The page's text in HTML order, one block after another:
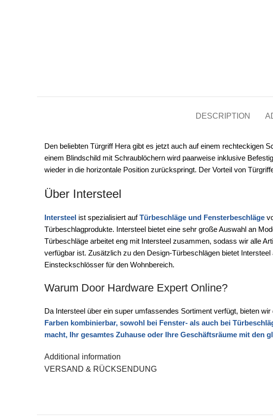
DESCRIPTION
Den beliebten Türgriff Hera gibt es jetzt auch auf einem rechteckigen
einem Blindschild mit Schraublöchern wird paarweise inklusive
wieder in die horizontale Position zurückspringt. Der Vorteil von
Über Intersteel
Intersteel ist spezialisiert aufTürbeschläge und Fensterbeschläge
Türbeschlagprodukte. Intersteel bietet eine sehr große Auswahl an
Türbeschläge arbeitet eng mit Intersteel zusammen, sodass wir alle
verfügbar ist. Zusätzlich zu den Design-Türbeschlägen bietet
Einsteckschlösser für den Wohnbereich.
Warum Door Hardware Expert Online?
Da Intersteel über ein super umfassendes Sortiment verfügt, bieten
Farben kombinierbar, sowohl bei Fenster- als auch bei
macht, Ihr gesamtes Zuhause oder Ihre Geschäftsräume mit den
Additional information
VERSAND & RÜCKSENDUNG